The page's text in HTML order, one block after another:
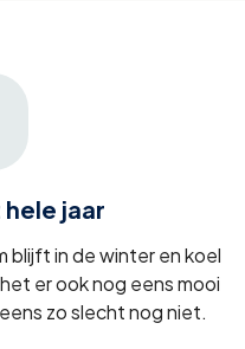
jaar
blijft in de winter en koel
er ook nog eens mooi
zo slecht nog niet.